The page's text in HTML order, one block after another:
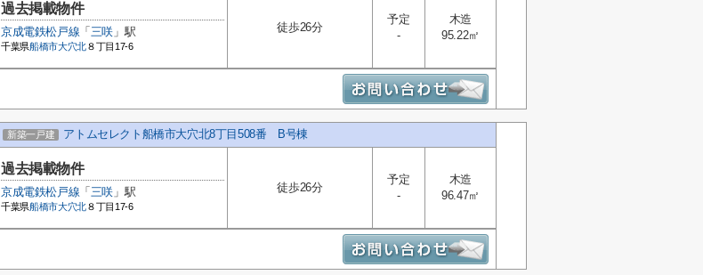
過去掲載物件
京成電鉄松戸線 「 三咲 」駅
千葉県船橋市大穴北８丁目17-6
徒歩26分
予定
-
木造
95.22㎡
新築一戸建 アトムセレクト船橋市大穴北8丁目508番 B号棟
過去掲載物件
京成電鉄松戸線 「 三咲 」駅
千葉県船橋市大穴北８丁目17-6
徒歩26分
予定
-
木造
96.47㎡